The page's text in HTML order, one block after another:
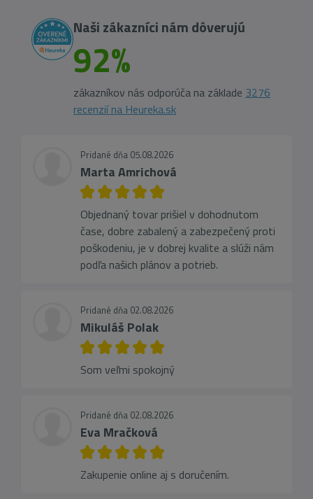
Naši zákazníci nám dôverujú
92%
zákazníkov nás odporúča na základe 3276
recenzií na Heureka.sk
Pridané dňa 05.08.2026
Marta Amrichová
Objednaný tovar prišiel v dohodnutom
čase, dobre zabalený a zabezpečený proti
poškodeniu, je v dobrej kvalite a slúži nám
podľa našich plánov a potrieb.
Pridané dňa 02.08.2026
Mikuláš Polak
Som veľmi spokojný
Pridané dňa 02.08.2026
Eva Mračková
Zakupenie online aj s doručením.